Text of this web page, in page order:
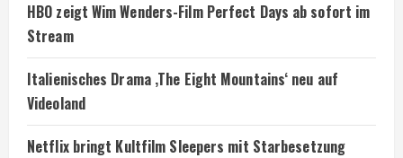
HBO zeigt Wim Wenders-Film Perfect Days ab sofort im
Stream
Italienisches Drama ‚The Eight Mountains‘ neu auf
Videoland
Netflix bringt Kultfilm Sleepers mit Starbesetzung